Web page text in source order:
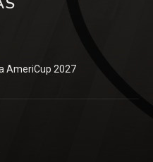
AmeriCup 2027